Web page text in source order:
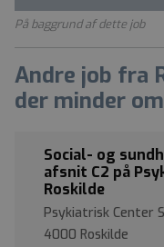
På baggrund af dette job
Andre job fra
der minder
Social- og
afsnit C2 på
Roskilde
Psykiatrisk Center
4000 Roskilde